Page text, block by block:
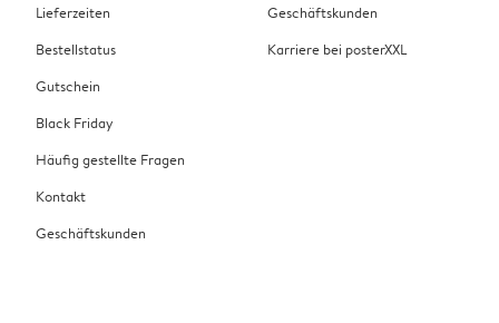
Lieferzeiten
Bestellstatus
Gutschein
Black Friday
Häufig gestellte Fragen
Kontakt
Geschäftskunden
Geschäftskunden
Karriere bei posterXXL